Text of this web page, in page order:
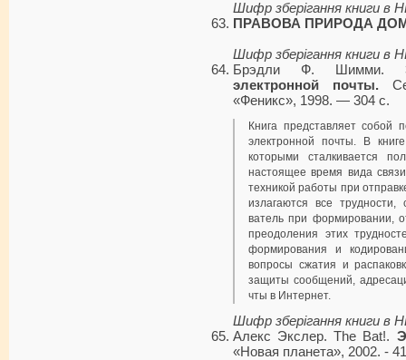
Шифр зберігання книги в
ПРАВОВА ПРИРОДА
Шифр зберігання книги в
Брэдли Ф. Шимми.
электронной почты.
«Феникс», 1998. — 304 с.
Книга представляет собой
электронной почты. В
которыми сталкивается
настоящее время вида
техникой работы при
излагаются все
ватель при формировании,
преодоления этих
формирования и
вопросы сжатия и
защиты сообщений,
чты в Интернет.
Шифр зберігання книги в
Алекс Экслер. The Bat!.
«Новая планета», 2002. -